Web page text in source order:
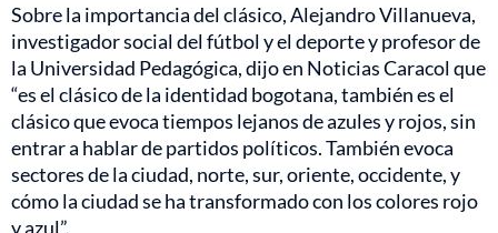
Sobre la importancia del clásico, Alejandro Villanueva,
investigador social del fútbol y el deporte y profesor de
la Universidad Pedagógica, dijo en Noticias Caracol que
“es el clásico de la identidad bogotana, también es el
clásico que evoca tiempos lejanos de azules y rojos, sin
entrar a hablar de partidos políticos. También evoca
sectores de la ciudad, norte, sur, oriente, occidente, y
cómo la ciudad se ha transformado con los colores rojo
y azul”.